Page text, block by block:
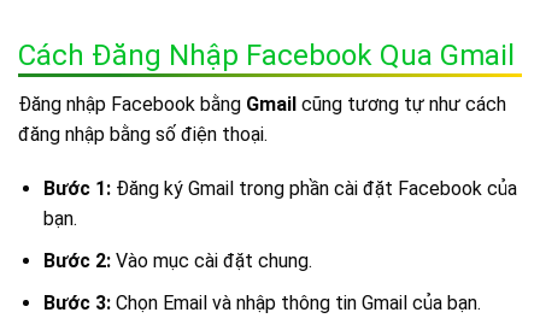
Cách Đăng Nhập Facebook Qua Gmail
Đăng nhập Facebook bằng Gmail cũng tương tự như cách
đăng nhập bằng số điện thoại.
Bước 1:Đăng ký Gmail trong phần cài đặt Facebook của
bạn.
Bước 2:Vào mục cài đặt chung.
Bước 3:Chọn Email và nhập thông tin Gmail của bạn.